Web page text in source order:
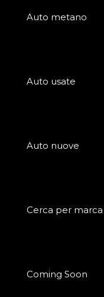
Auto metano
Auto usate
Auto nuove
Cerca per marca
Coming Soon